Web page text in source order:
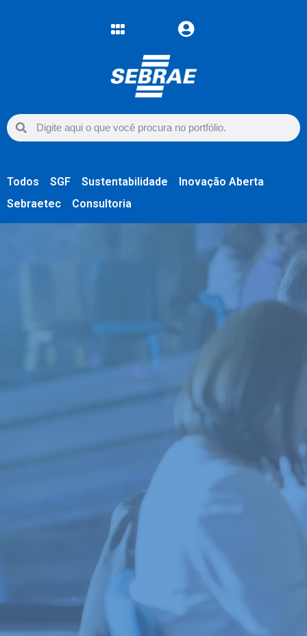
Todos SGF Sustentabilidade
Inovação Aberta
Sebraetec
Consultoria